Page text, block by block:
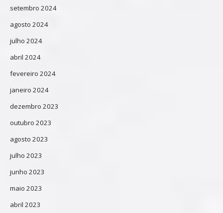
setembro 2024
agosto 2024
julho 2024
abril 2024
fevereiro 2024
janeiro 2024
dezembro 2023
outubro 2023
agosto 2023
julho 2023
junho 2023
maio 2023
abril 2023